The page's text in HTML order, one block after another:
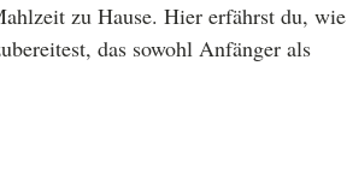
zu Hause. Hier erfährst du, wie
das sowohl Anfänger als